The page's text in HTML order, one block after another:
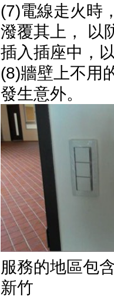
(7)電線走火時
潑覆其上， 以
插入插座中，
(8)牆壁上不用
發生意外。
服務的地區包
新竹